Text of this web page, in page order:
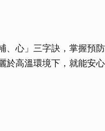
、心」三字訣，掌握預
於高溫環境下，就能安